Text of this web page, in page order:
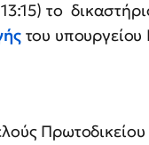
το
του υπουργείου